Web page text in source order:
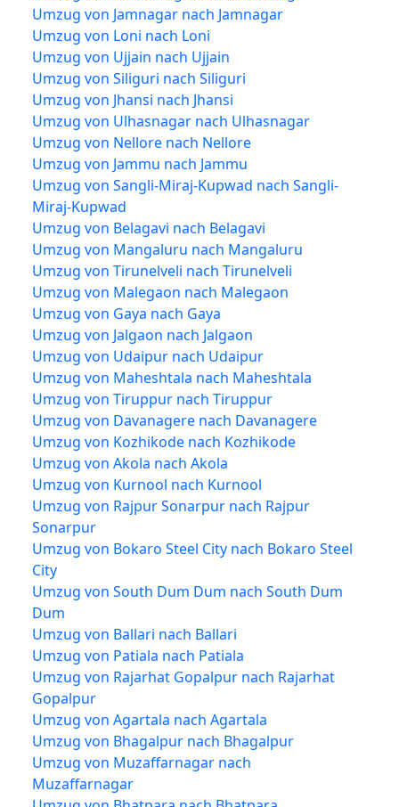
Umzug von Jamnagar nach Jamnagar
Umzug von Loni nach Loni
Umzug von Ujjain nach Ujjain
Umzug von Siliguri nach Siliguri
Umzug von Jhansi nach Jhansi
Umzug von Ulhasnagar nach Ulhasnagar
Umzug von Nellore nach Nellore
Umzug von Jammu nach Jammu
Umzug von Sangli-Miraj-Kupwad nach Sangli-
Miraj-Kupwad
Umzug von Belagavi nach Belagavi
Umzug von Mangaluru nach Mangaluru
Umzug von Tirunelveli nach Tirunelveli
Umzug von Malegaon nach Malegaon
Umzug von Gaya nach Gaya
Umzug von Jalgaon nach Jalgaon
Umzug von Udaipur nach Udaipur
Umzug von Maheshtala nach Maheshtala
Umzug von Tiruppur nach Tiruppur
Umzug von Davanagere nach Davanagere
Umzug von Kozhikode nach Kozhikode
Umzug von Akola nach Akola
Umzug von Kurnool nach Kurnool
Umzug von Rajpur Sonarpur nach Rajpur
Sonarpur
Umzug von Bokaro Steel City nach Bokaro Steel
City
Umzug von South Dum Dum nach South Dum
Dum
Umzug von Ballari nach Ballari
Umzug von Patiala nach Patiala
Umzug von Rajarhat Gopalpur nach Rajarhat
Gopalpur
Umzug von Agartala nach Agartala
Umzug von Bhagalpur nach Bhagalpur
Umzug von Muzaffarnagar nach
Muzaffarnagar